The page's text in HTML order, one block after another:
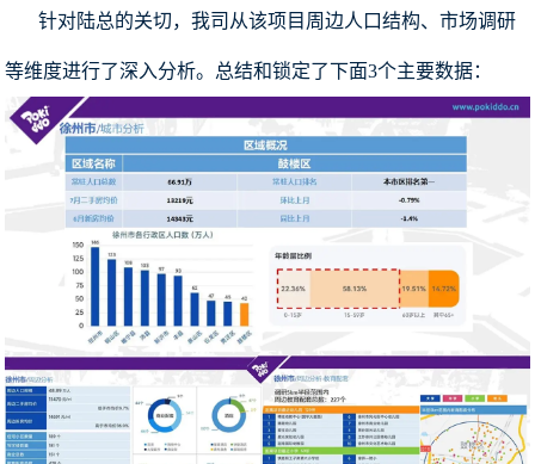
针对陆总的关切，我司从该项目周边人口结构、市场调研
等维度进行了深入分析。总结和锁定了下面3个主要数据：